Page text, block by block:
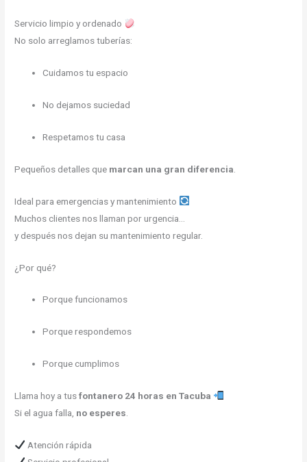
Servicio limpio y ordenado
No solo arreglamos tuberías:
Cuidamos tu espacio
No dejamos suciedad
Respetamos tu casa
Pequeños detalles que marcan una gran diferencia
Ideal para emergencias y mantenimiento
Muchos clientes nos llaman por urgencia…
y después nos dejan su mantenimiento regular.
¿Por qué?
Porque funcionamos
Porque respondemos
Porque cumplimos
Llama hoy a tusfontanero 24 horas en Tacuba
Si el agua falla, no esperes
Atención rápida